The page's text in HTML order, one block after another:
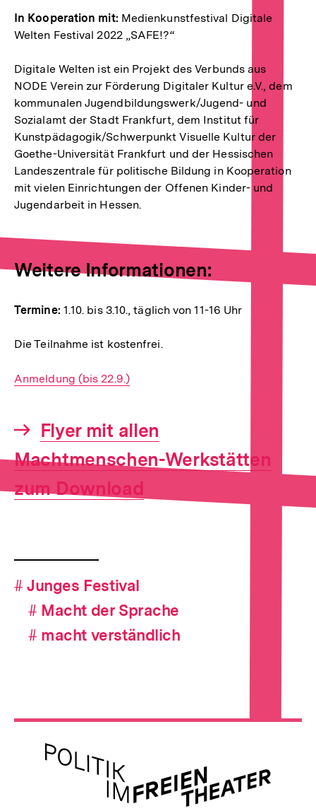
In Kooperation mit: Medienkunstfestival Digitale
Welten Festival 2022 „SAFE!?“
Digitale Welten ist ein Projekt des Verbunds aus
NODE Verein zur Förderung Digitaler Kultur e.V., dem
kommunalen Jugendbildungswerk/Jugend- und
Sozialamt der Stadt Frankfurt, dem Institut für
Kunstpädagogik/Schwerpunkt Visuelle Kultur der
Goethe-Universität Frankfurt und der Hessischen
Landeszentrale für politische Bildung in Kooperation
mit vielen Einrichtungen der Offenen Kinder- und
Jugendarbeit in Hessen.
Weitere Informationen:
Termine: 1.10. bis 3.10., täglich von 11-16 Uhr
Die Teilnahme ist kostenfrei.
E-
Anmeldung (bis 22.9.)
Interner
Link:
Flyer mit allen
Machtmenschen-Werkstätten
zum Download
Hashtag-
Navigation
# Hashtag
Junges Festival
# Hashtag
Macht der Sprache
# Hashtag
macht verständlich
Meta-